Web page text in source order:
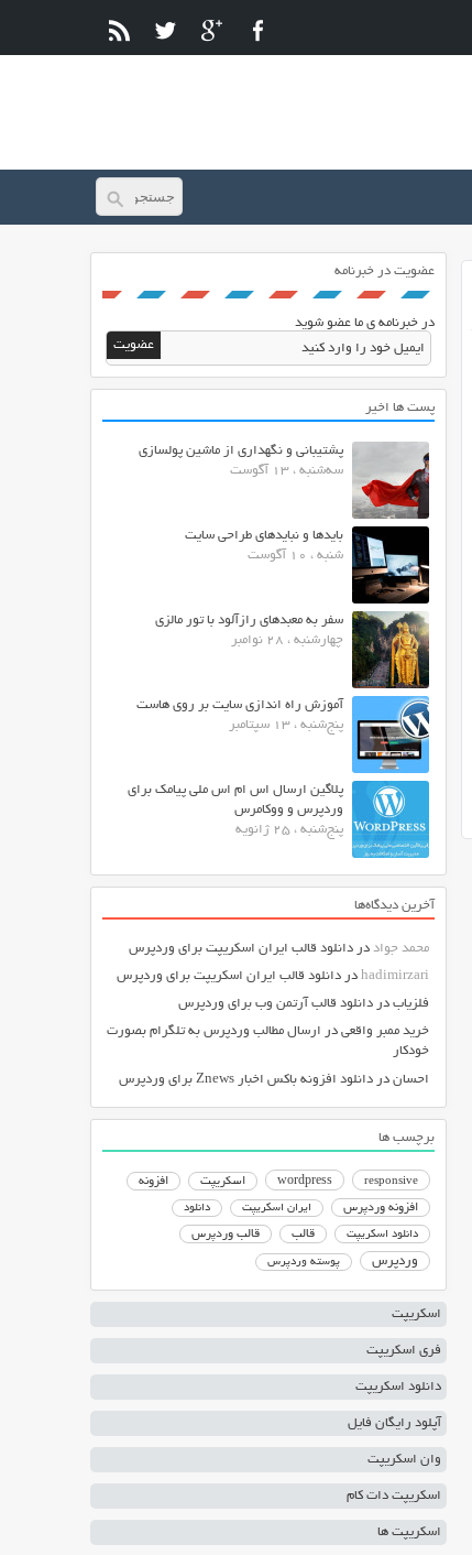
عضویت در خبرنامه
در خبرنامه ی ما عضو شوید
پست ها اخیر
پشتیبانی و نگهداری از ماشین پولسازی
سه‌شنبه ، 13 آگوست
بایدها و نبایدهای طراحی سایت
شنبه ، 10 آگوست
سفر به معبدهای رازآلود با تور مالزی
چهارشنبه ، 28 نوامبر
آموزش راه اندازی سایت بر روی هاست
پنج‌شنبه ، 13 سپتامبر
پلاگین ارسال اس ام اس ملی پیامک برای
وردپرس و ووکامرس
پنج‌شنبه ، 25 ژانویه
آخرین دیدگاه‌ها
محمد جواد در دانلود قالب ایران اسکریپت برای وردپرس
hadimirzari در دانلود قالب ایران اسکریپت برای وردپرس
فلزیاب در دانلود قالب آرتمن وب برای وردپرس
خرید ممبر واقعی در ارسال مطالب وردپرس به تلگرام بصورت
خودکار
احسان در دانلود افزونه باکس اخبار Znews برای وردپرس
برچسب ها
responsive
wordpress اسکریپت
افزونه
افزونه وردپرس
ایران اسکریپت دانلود
دانلود اسکریپت قالب قالب وردپرس
وردپرس پوسته وردپرس
اسکریپت
فری اسکریپت
دانلود اسکریپت
آپلود رایگان فایل
وان اسکریپت
اسکریپت دات کام
اسکریپت ها